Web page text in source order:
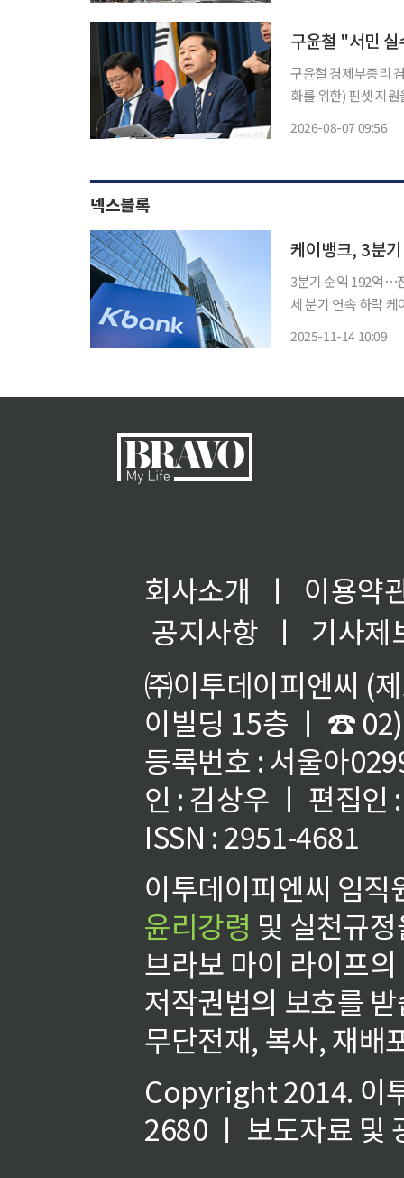
구윤철 "서민
구윤철 경제부총리
화를 위한) 핀셋 지원을
2026-08-07 09:56
넥스블록
3분기 순익 192억⋯
세 분기 연속 하락 케이뱅크가 올 3분기 누적 당기순이익이 지난해 같은 기간보다 15.5% 감소
2025-11-14 10:09
회사소개 ㅣ
이용약
공지사항
ㅣ
기사제
㈜이투데이피엔씨 (
이빌딩 15층 ㅣ ☎
등록번호 : 서울아
인 : 김상우 ㅣ 편집인
ISSN : 2951-4681
이투데이피엔씨 임
윤리강령 및 실천규
브라보 마이 라이프
저작권법의 보호를
무단전재, 복사, 재배
Copyright 2014. 이
2680 ㅣ 보도자료